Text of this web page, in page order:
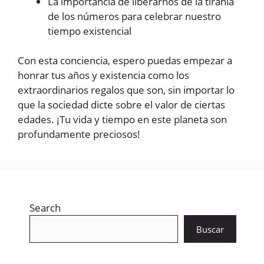
de los números para celebrar nuestro
tiempo existencial
Con esta conciencia, espero puedas empezar a
honrar tus años y existencia como los
extraordinarios regalos que son, sin importar lo
que la sociedad dicte sobre el valor de ciertas
edades. ¡Tu vida y tiempo en este planeta son
profundamente preciosos!
Search
Buscar